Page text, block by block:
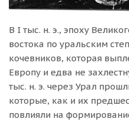
В I тыс. н. э., эпоху
востока по уральским
кочевников, которая
Европу и едва не
тыс. н. э. через Урал
которые, как и их
повлияли на